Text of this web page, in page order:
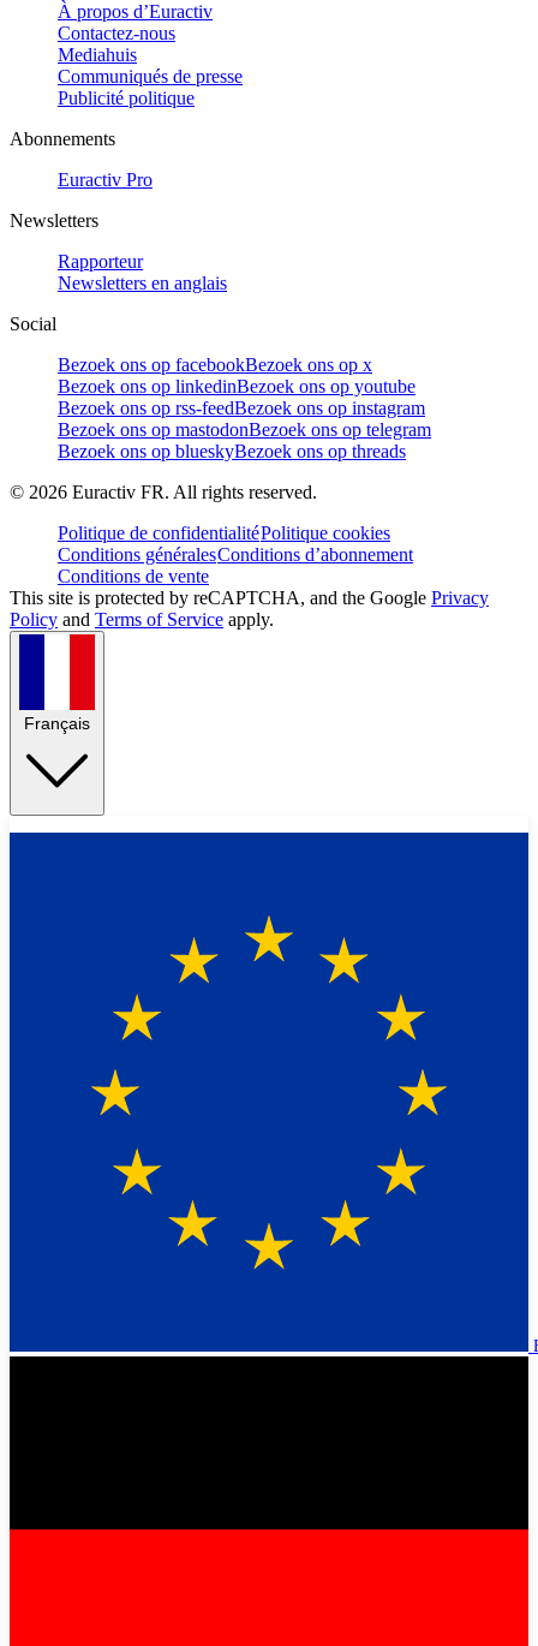
À propos d’Euractiv
Contactez-nous
Mediahuis
Communiqués de presse
Publicité politique
Abonnements
Euractiv Pro
Newsletters
Rapporteur
Newsletters en anglais
Social
Bezoek ons op facebookBezoek ons op x
Bezoek ons op linkedinBezoek ons op youtube
Bezoek ons op rss-feedBezoek ons op instagram
Bezoek ons op mastodonBezoek ons op telegram
Bezoek ons op blueskyBezoek ons op threads
© 2026 Euractiv FR. All rights reserved.
Politique de confidentialitéPolitique cookies
Conditions généralesConditions d’abonnement
Conditions de vente
This site is protected by reCAPTCHA, and the Google Privacy
Policy and Terms of Service apply.
Français